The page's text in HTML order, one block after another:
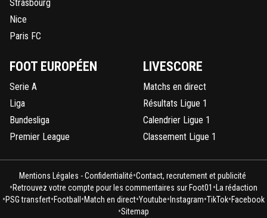
Strasbourg
Nice
Paris FC
FOOT EUROPÉEN
Serie A
Liga
Bundesliga
Premier League
LIVESCORE
Matchs en direct
Résultats Ligue 1
Calendrier Ligue 1
Classement Ligue 1
Mentions Légales - Confidentialité•Contact, recrutement et publicité
•Retrouvez votre compte pour les commentaires sur Foot01 • La rédaction
•PSG transfert•Football •Match en direct•Youtube• Instagram•TikTok•Facebook
•Sitemap